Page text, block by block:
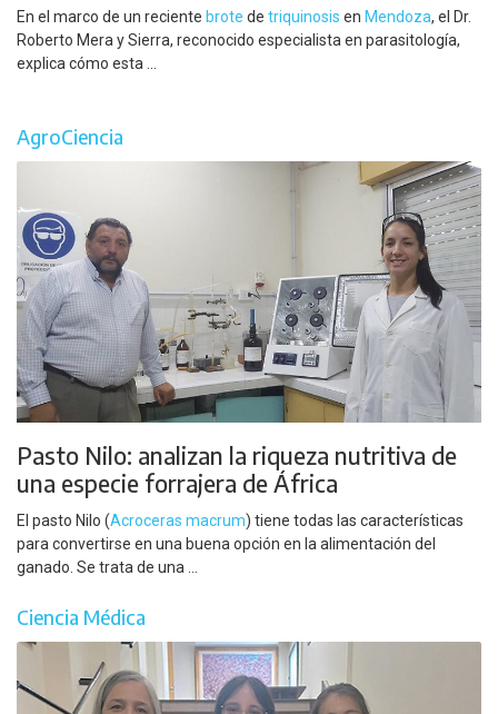
En el marco de un reciente brote de triquinosis en Mendoza, el Dr.
Roberto Mera y Sierra, reconocido especialista en parasitología,
explica cómo esta ...
AgroCiencia
Pasto Nilo: analizan la riqueza nutritiva de
una especie forrajera de África
El pasto Nilo (Acroceras macrum) tiene todas las características
para convertirse en una buena opción en la alimentación del
ganado. Se trata de una ...
Ciencia Médica